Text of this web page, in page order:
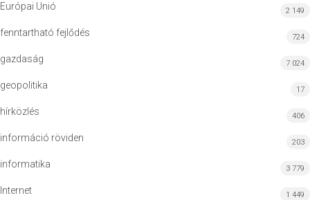
Európai Unió 2 149
fenntartható fejlődés 724
gazdaság 7 024
geopolitika 17
hírközlés 406
információ röviden 203
informatika 3 779
Internet 1 449